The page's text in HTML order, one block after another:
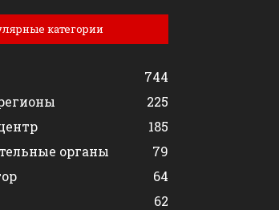
категории
744
225
185
органы
79
64
62